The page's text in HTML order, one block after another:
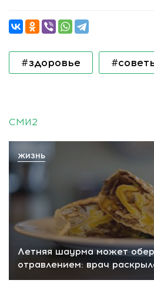
#здоровье
СМИ2
Летняя шаурма может
отравлением: врач
ЖИЗНЬ